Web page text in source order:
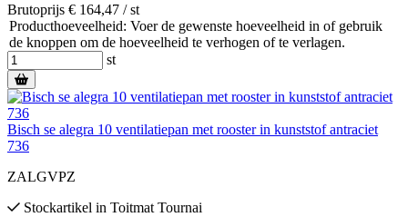
Brutoprijs € 164,47 / st
Producthoeveelheid: Voer de gewenste hoeveelheid in of gebruik
de knoppen om de hoeveelheid te verhogen of te verlagen.
st
Bisch se alegra 10 ventilatiepan met rooster in kunststof antraciet
736
ZALGVPZ
Stockartikel in Toitmat Tournai